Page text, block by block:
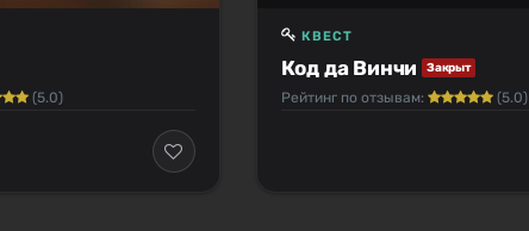
(5.0)
Код да Винчи Закрыт
КВЕСТ
Рейтинг по отзывам: (5.0)